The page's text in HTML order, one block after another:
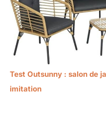
Test Outsunny : salon de
imitation